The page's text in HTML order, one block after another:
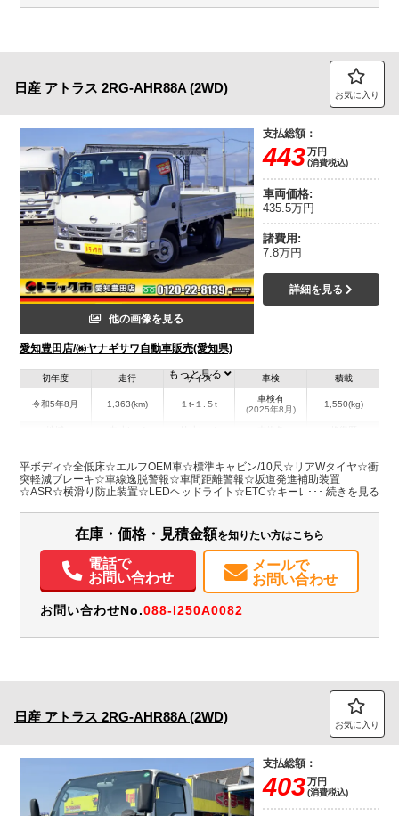
日産 アトラス 2RG-AHR88A (2WD) お気に入り
他の画像を見る
愛知豊田店/㈱ヤナギサワ自動車販売(愛知県)
支払総額：
443万円
(消費税込)
車両価格:
435.5万円
諸費用:
7.8万円
詳細を見る
初年度
令和5年8月
走行
1,363(km)
サイズ
１t-１.５t
車検
車検有
(2025年8月)
積載
1,550(kg)
愛知県
W:1,610
H:380
W:1,690
H:1,960
無
パワステ パワーウィンドウ ABS エアバッグ ETC
もっと見る
平ボディ☆全低床☆エルフOEM車☆標準キャビン/10尺☆リアWタイヤ☆衝
突軽減ブレーキ☆車線逸脱警報☆車間距離警報☆坂道発進補助装置
☆ASR☆横滑り防止装置☆LEDヘッドライト☆ETC☆キーレス☆純正フロ
在庫・価格・見積金額を知りたい方はこちら
電話で
お問い合わせ
メールで
お問い合わせ
お問い合わせNo.088-I250A0082
日産 アトラス 2RG-AHR88A (2WD) お気に入り
支払総額：
403万円
(消費税込)